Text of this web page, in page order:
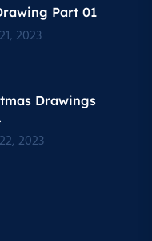
Part 01
2023
Drawings
2023